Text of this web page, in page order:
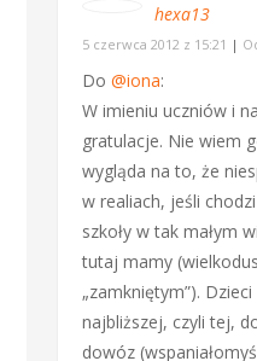
hexa13
5 czerwca 2012 z 15:21 |
Do @iona:
W imieniu uczniów i
gratulacje. Nie wiem
wygląda na to, że
w realiach, jeśli
szkoły w tak małym
tutaj mamy
„zamkniętym”).
najbliższej, czyli tej,
dowóz